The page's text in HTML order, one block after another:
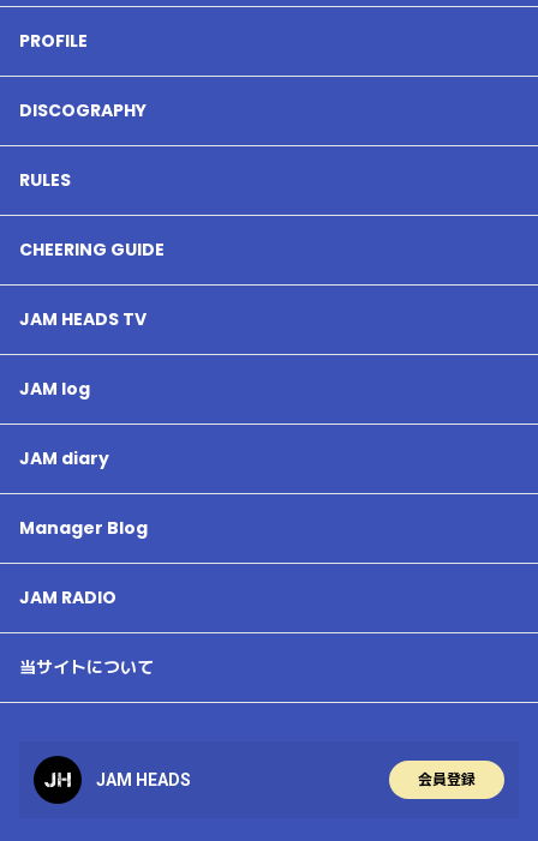
PROFILE
DISCOGRAPHY
RULES
CHEERING GUIDE
JAM HEADS TV
JAM log
JAM diary
Manager Blog
JAM RADIO
当サイトについて
JAM HEADS 会員登録